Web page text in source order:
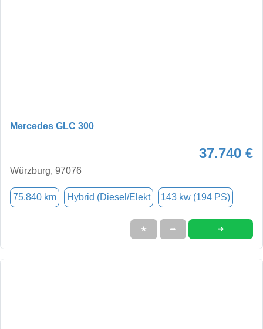
Mercedes GLC 300
37.740 €
Würzburg, 97076
75.840 km Hybrid (Diesel/Elekt 143 kw (194 PS)
★ ➦ ➜